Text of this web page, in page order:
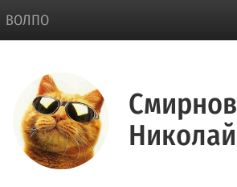
ВОЛПО
Смирнов
Николай